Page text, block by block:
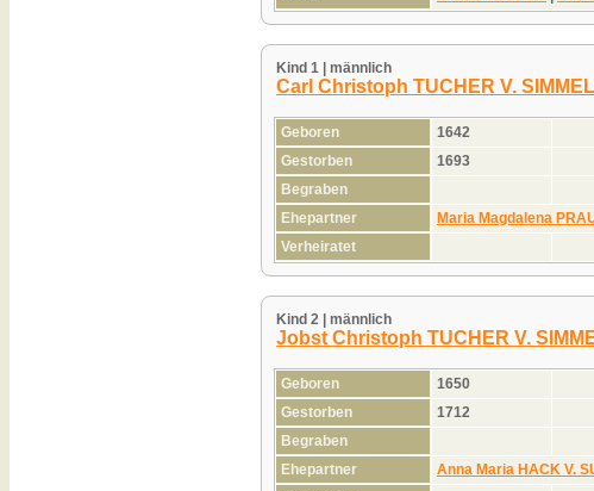
Kind 1 | männlich
Carl Christoph TUCHER V.
Geboren
1642
Gestorben
1693
Begraben
Ehepartner
Maria Magdalena
Verheiratet
Kind 2 | männlich
Jobst Christoph TUCHER V.
Geboren
1650
Gestorben
1712
Begraben
Ehepartner
Anna Maria HACK V.